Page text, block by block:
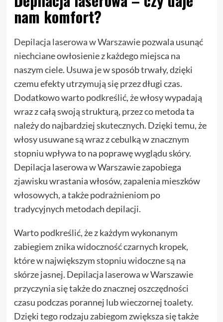
nam komfort?
Depilacja laserowa w Warszawiepozwala usunąć
niechciane owłosienie z każdego miejsca na
naszym ciele. Usuwa je w sposób trwały, dzięki
czemu efekty utrzymują się przez długi czas.
Dodatkowo warto podkreślić, że włosy wypadają
wraz z całą swoją strukturą, przez co metoda ta
należy do najbardziej skutecznych. Dzięki temu, że
włosy usuwane są wraz z cebulką w znacznym
stopniu wpływa to na poprawę wyglądu skóry.
Depilacja laserowa w Warszawie zapobiega
zjawisku wrastania włosów, zapalenia mieszków
włosowych, a także podrażnieniom po
tradycyjnych metodach depilacji.
Warto podkreślić, że z każdym wykonanym
zabiegiem znika widoczność czarnych kropek,
które w największym stopniu widoczne są na
skórze jasnej. Depilacja laserowa w Warszawie
przyczynia się także do znacznej oszczędności
czasu podczas porannej lub wieczornej toalety.
Dzięki tego rodzaju zabiegom zwiększa się także